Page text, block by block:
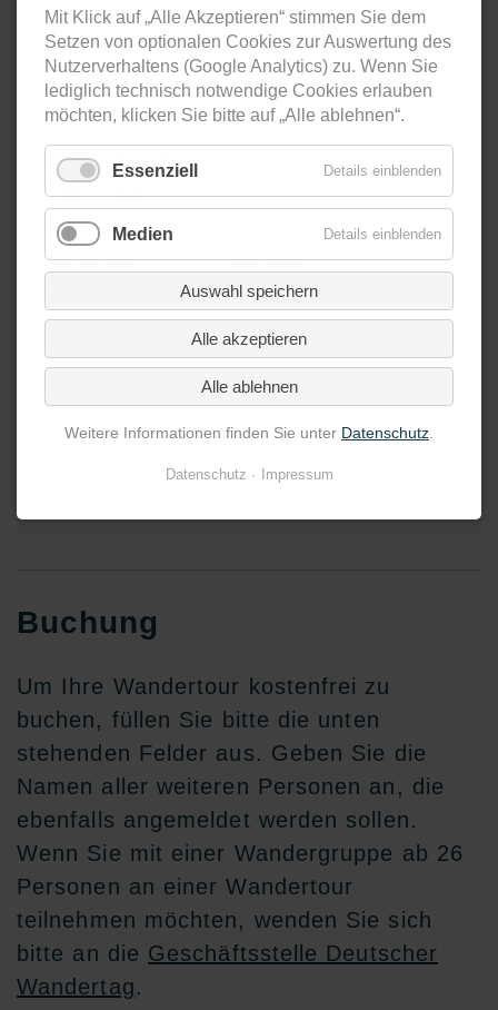
Ziel:
Erholungspark Neubrunnen,
Flinsberger Str. 15, 37308 Heilbad
Heiligenstadt
Schwierigkeit:
Aufstieg:
15m
Abstieg:
Strecke:
10,96km
3 Std. 30 Min.
Höhenprofil
Buchung
Um Ihre Wandertour kostenfrei zu
buchen, füllen Sie bitte die unten
stehenden Felder aus. Geben Sie die
Namen aller weiteren Personen an, die
ebenfalls angemeldet werden sollen.
Wenn Sie mit einer Wandergruppe ab 26
Personen an einer Wandertour
teilnehmen möchten, wenden Sie sich
bitte an die Geschäftsstelle Deutscher
Wandertag.
Mit Klick auf „Alle Akzeptieren“ stimmen Sie dem
Setzen von optionalen Cookies zur Auswertung des
Nutzerverhaltens (Google Analytics) zu. Wenn Sie
lediglich technisch notwendige Cookies erlauben
möchten, klicken Sie bitte auf „Alle ablehnen“.
Essenziell Details einblenden
Medien Details einblenden
Auswahl speichern
Alle akzeptieren
Alle ablehnen
Weitere Informationen finden Sie unter Datenschutz
Datenschutz Impressum